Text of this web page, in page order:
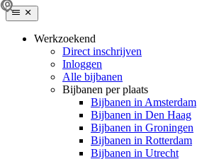
Werkzoekend
Direct inschrijven
Inloggen
Alle bijbanen
Bijbanen per plaats
Bijbanen in Amsterdam
Bijbanen in Den Haag
Bijbanen in Groningen
Bijbanen in Rotterdam
Bijbanen in Utrecht